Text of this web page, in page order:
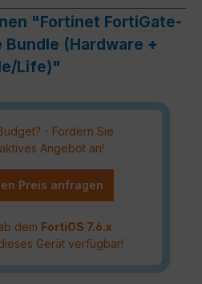
"Fortinet FortiGate-
(Hardware +
Life)"
- Fordern Sie
Angebot an!
Preis anfragen
dem FortiOS 7.6.x
Gerät verfügbar!